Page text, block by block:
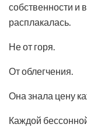
собственности и
расплакалась.
Не от горя.
От облегчения.
Она знала цену
Каждой